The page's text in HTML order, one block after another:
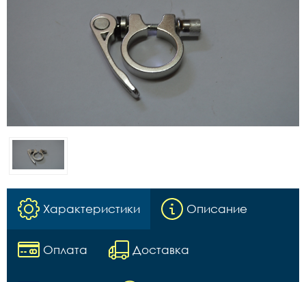
Характеристики Описание
Оплата Доставка